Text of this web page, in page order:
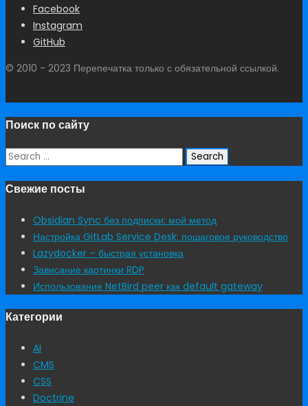
Facebook
Instagram
GitHub
© 2010 - 2023 Перепечатка только с обязательной ссылкой.
Поиск по сайту
Search
Свежие посты
Obsidian Sync без подписки: мой метод
Настройка GitLab Service Desk: пошаговое руководство
Lazydocker – быстрая установка
Зависание картинки RDP
Использование NetBird peer как default gateway
Категории
AI
CMS
CSS
Doctrine